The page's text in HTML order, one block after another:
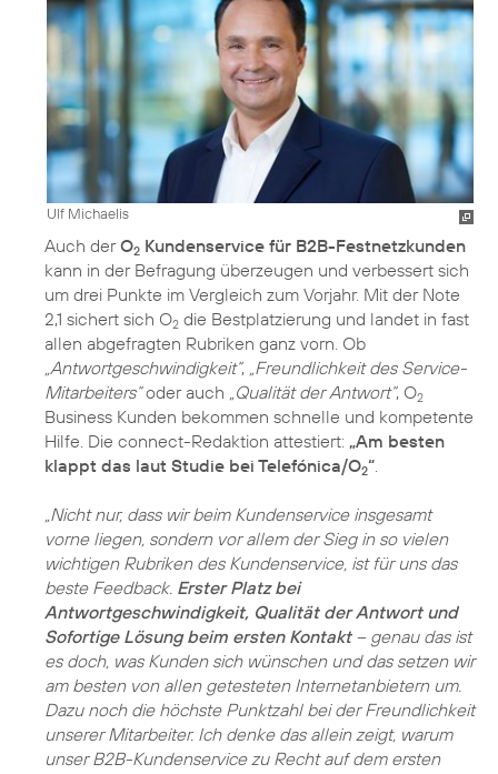
Ulf Michaelis
Auch derO2 Kundenservice für B2B-Festnetzkunden
kann in der Befragung überzeugen und verbessert sich
um drei Punkte im Vergleich zum Vorjahr. Mit der Note
2,1 sichert sich O2 die Bestplatzierung und landet in fast
allen abgefragten Rubriken ganz vorn. Ob
„Antwortgeschwindigkeit“, „Freundlichkeit des Service-
Mitarbeiters“oder auch „Qualität der Antwort“, O2
Business Kunden bekommen schnelle und kompetente
Hilfe. Die connect-Redaktion attestiert: „Am besten
klappt das laut Studie bei Telefónica/O2“
„Nicht nur, dass wir beim Kundenservice insgesamt
vorne liegen, sondern vor allem der Sieg in so vielen
wichtigen Rubriken des Kundenservice, ist für uns das
beste Feedback. Erster Platz bei
Antwortgeschwindigkeit, Qualität der Antwort und
Sofortige Lösung beim ersten Kontakt– genau das ist
es doch, was Kunden sich wünschen und das setzen wir
am besten von allen getesteten Internetanbietern um.
Dazu noch die höchste Punktzahl bei der Freundlichkeit
unserer Mitarbeiter. Ich denke das allein zeigt, warum
unser B2B-Kundenservice zu Recht auf dem ersten